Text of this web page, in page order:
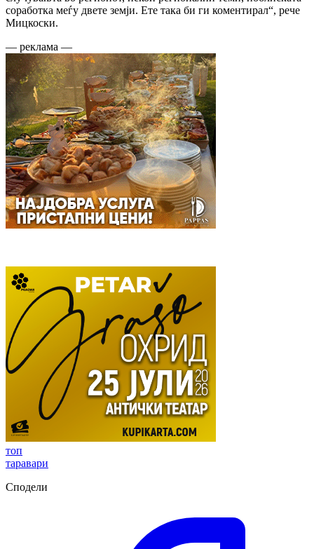
соработка меѓу двете земји. Ете така би ги коментирал“, рече
Мицкоски.
— реклама —
топ
таравари
Сподели